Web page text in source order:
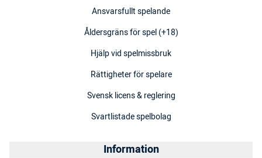
Ansvarsfullt spelande
Åldersgräns för spel (+18)
Hjälp vid spelmissbruk
Rättigheter för spelare
Svensk licens & reglering
Svartlistade spelbolag
Information